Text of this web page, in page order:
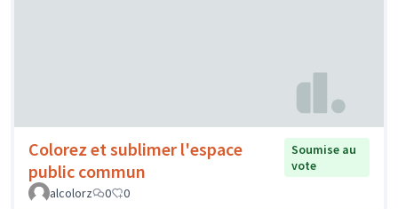
Colorez et sublimer l'espace
public commun
Soumise au
vote
alcolorz
0 0